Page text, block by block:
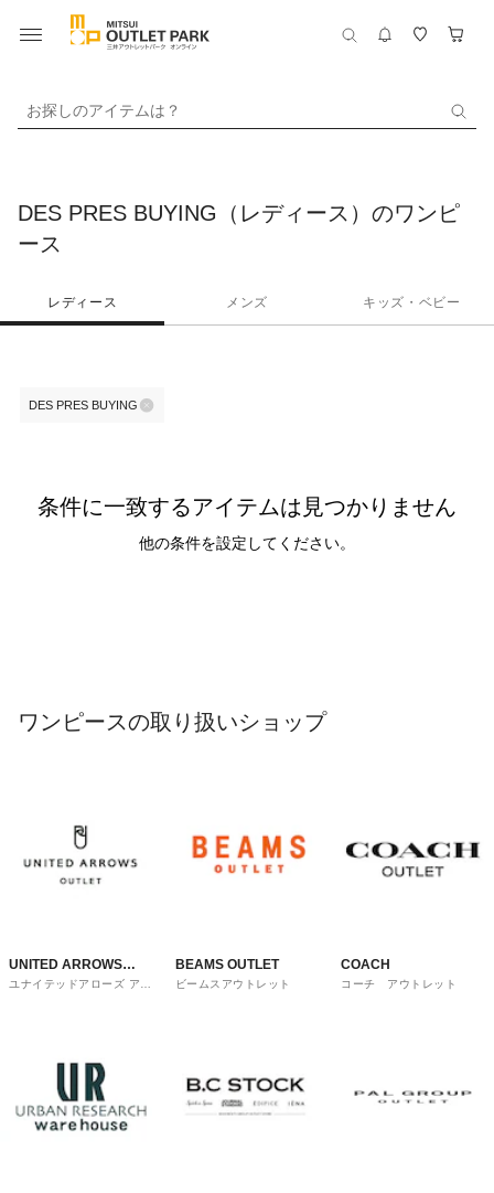
お探しのアイテムは？
DES PRES BUYING（レディース）のワンピ
ース
レディース メンズ キッズ・ベビー
DES PRES BUYING
条件に一致するアイテムは見つかりません
他の条件を設定してください。
ワンピースの取り扱いショップ
UNITED ARROWS
OUTLET
ユナイテッドアローズ アウ
BEAMS OUTLET
ビームスアウトレット
COACH
コーチ アウトレット